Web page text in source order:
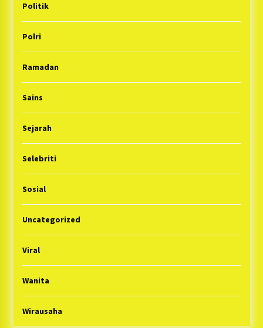
Politik
Polri
Ramadan
Sains
Sejarah
Selebriti
Sosial
Uncategorized
Viral
Wanita
Wirausaha